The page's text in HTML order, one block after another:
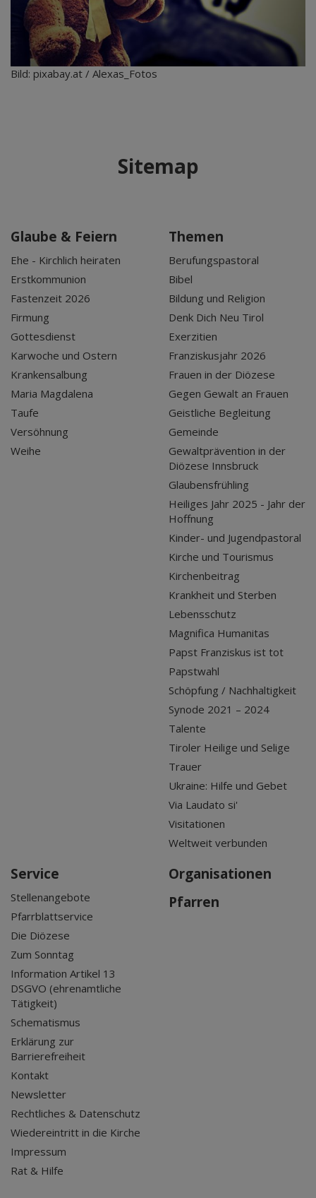
Bild: pixabay.at / Alexas_Fotos
Sitemap
Glaube & Feiern
Ehe - Kirchlich heiraten
Erstkommunion
Fastenzeit 2026
Firmung
Gottesdienst
Karwoche und Ostern
Krankensalbung
Maria Magdalena
Taufe
Versöhnung
Weihe
Themen
Berufungspastoral
Bibel
Bildung und Religion
Denk Dich Neu Tirol
Exerzitien
Franziskusjahr 2026
Frauen in der Diözese
Gegen Gewalt an Frauen
Geistliche Begleitung
Gemeinde
Gewaltprävention in der
Diözese Innsbruck
Glaubensfrühling
Heiliges Jahr 2025 - Jahr der
Hoffnung
Kinder- und Jugendpastoral
Kirche und Tourismus
Kirchenbeitrag
Krankheit und Sterben
Lebensschutz
Magnifica Humanitas
Papst Franziskus ist tot
Papstwahl
Schöpfung / Nachhaltigkeit
Synode 2021 – 2024
Talente
Tiroler Heilige und Selige
Trauer
Ukraine: Hilfe und Gebet
Via Laudato si'
Visitationen
Weltweit verbunden
Service
Stellenangebote
Pfarrblattservice
Die Diözese
Zum Sonntag
Information Artikel 13
DSGVO (ehrenamtliche
Tätigkeit)
Schematismus
Erklärung zur
Barrierefreiheit
Kontakt
Newsletter
Rechtliches & Datenschutz
Wiedereintritt in die Kirche
Impressum
Rat & Hilfe
Organisationen
Pfarren